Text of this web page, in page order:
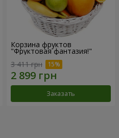
Корзина фруктов
"Фруктовая фантазия!"
3 411 грн
Заказать